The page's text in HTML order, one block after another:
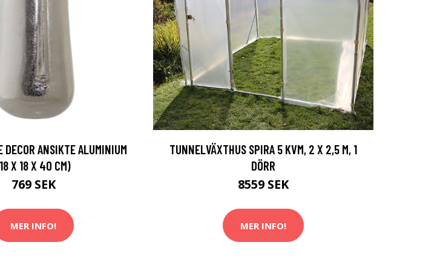
DECOR ANSIKTE ALUMINIUM
X 18 X 40 CM)
769 SEK
MER INFO!
TUNNELVÄXTHUS SPIRA 5 KVM, 2 X 2,5 M, 1
DÖRR
8559 SEK
MER INFO!